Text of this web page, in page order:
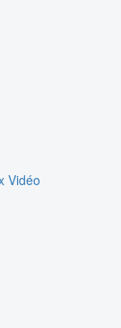
Vidéo